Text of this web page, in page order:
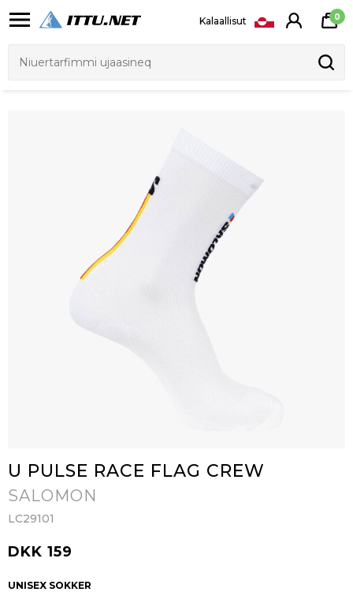
Kalaallisut 0
U PULSE RACE FLAG CREW
SALOMON
LC29101
DKK 159
UNISEX SOKKER